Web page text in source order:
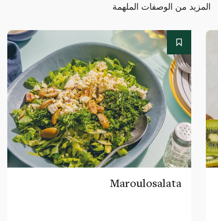
المزيد من الوصفات الملهمة
Maroulosalata